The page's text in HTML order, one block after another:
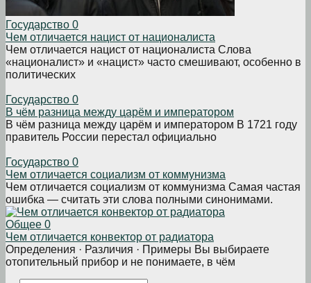
Государство 0
Чем отличается нацист от националиста
Чем отличается нацист от националиста Слова
«националист» и «нацист» часто смешивают, особенно в
политических
Государство 0
В чём разница между царём и императором
В чём разница между царём и императором В 1721 году
правитель России перестал официально
Государство 0
Чем отличается социализм от коммунизма
Чем отличается социализм от коммунизма Самая частая
ошибка — считать эти слова полными синонимами.
Общее 0
Чем отличается конвектор от радиатора
Определения · Различия · Примеры Вы выбираете
отопительный прибор и не понимаете, в чём